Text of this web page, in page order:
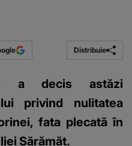
Distribuie
a decis astăzi
privind nulitatea
fata plecată în
Șărămăt.